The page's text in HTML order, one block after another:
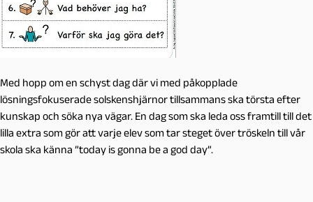
Med hopp om en schyst dag där vi med påkopplade
lösningsfokuserade solskenshjärnor tillsammans ska törsta efter
kunskap och söka nya vägar. En dag som ska leda oss framtill till det
lilla extra som gör att varje elev som tar steget över tröskeln till vår
skola ska känna ”today is gonna be a god day”.